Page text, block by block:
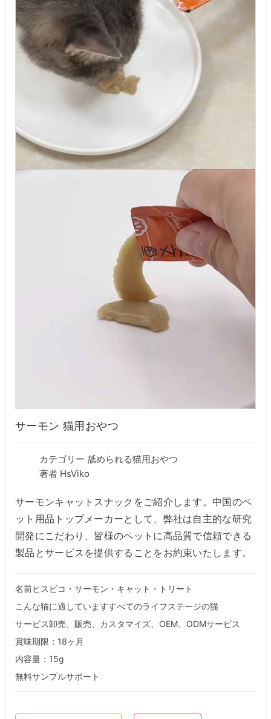
サーモン 猫用おやつ
カテゴリー 舐められる猫用おやつ
著者 HsViko
サーモンキャットスナックをご紹介します。中国のペ
ット用品トップメーカーとして、弊社は自主的な研究
開発にこだわり、皆様のペットに高品質で信頼できる
製品とサービスを提供することをお約束いたします。
名前ヒスビコ・サーモン・キャット・トリート
こんな猫に適していますすべてのライフステージの猫
サービス卸売、販売、カスタマイズ、OEM、ODMサービス
賞味期限：18ヶ月
内容量：15g
無料サンプルサポート